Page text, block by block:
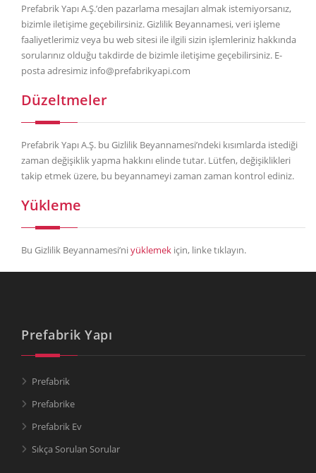
Prefabrik Yapı A.Ş.’den pazarlama mesajları almak istemiyorsanız,
bizimle iletişime geçebilirsiniz. Gizlilik Beyannamesi, veri işleme
faaliyetlerimiz veya bu web sitesi ile ilgili sizin işlemleriniz hakkında
sorularınız olduğu takdirde de bizimle iletişime geçebilirsiniz. E-
posta adresimiz info@prefabrikyapi.com
Düzeltmeler
Prefabrik Yapı A.Ş. bu Gizlilik Beyannamesi’ndeki kısımlarda istediği
zaman değişiklik yapma hakkını elinde tutar. Lütfen, değişiklikleri
takip etmek üzere, bu beyannameyi zaman zaman kontrol ediniz.
Yükleme
Bu Gizlilik Beyannamesi’niyüklemek için, linke tıklayın.
Prefabrik Yapı
Prefabrik
Prefabrike
Prefabrik Ev
Sıkça Sorulan Sorular